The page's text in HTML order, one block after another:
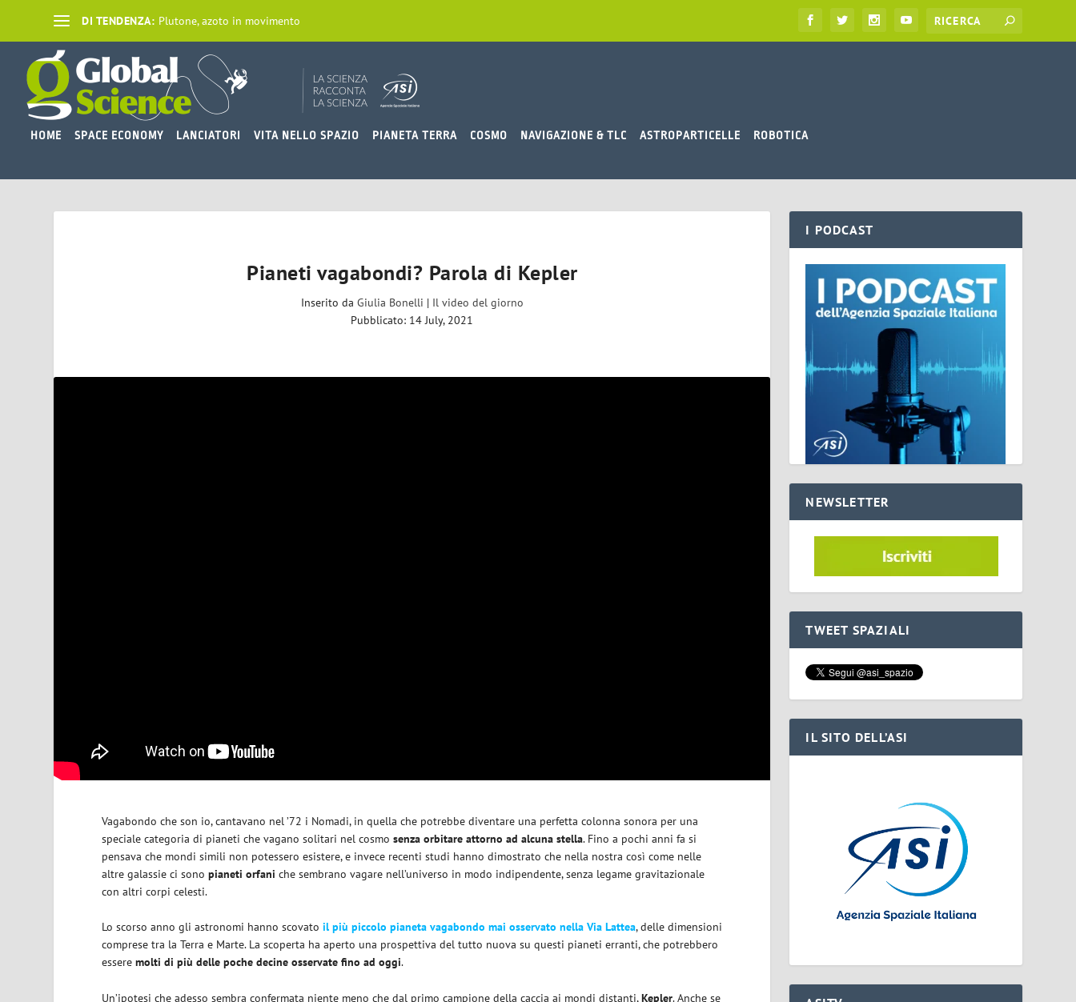
DI TENDENZA: Plutone, azoto in movimento
HOME SPACE ECONOMY LANCIATORI VITA NELLO SPAZIO PIANETA TERRA COSMO NAVIGAZIONE & TLC ASTROPARTICELLE ROBOTICA
Pianeti vagabondi? Parola di Kepler
Inserito da Giulia Bonelli | Il video del giorno
Pubblicato: 14 July, 2021
Vagabondo che son io, cantavano nel ’72 i Nomadi, in quella che potrebbe diventare una perfetta colonna sonora per una
speciale categoria di pianeti che vagano solitari nel cosmosenza orbitare attorno ad alcuna stella. Fino a pochi anni fa si
pensava che mondi simili non potessero esistere, e invece recenti studi hanno dimostrato che nella nostra così come nelle
altre galassie ci sonopianeti orfani che sembrano vagare nell’universo in modo indipendente, senza legame gravitazionale
con altri corpi celesti.
Lo scorso anno gli astronomi hanno scovatoil più piccolo pianeta vagabondo mai osservato nella Via Lattea, delle dimensioni
comprese tra la Terra e Marte. La scoperta ha aperto una prospettiva del tutto nuova su questi pianeti erranti, che potrebbero
esseremolti di più delle poche decine osservate fino ad oggi.
Un’ipotesi che adesso sembra confermata niente meno che dal primo campione della caccia ai mondi distanti,Kepler. Anche se
I PODCAST
NEWSLETTER
TWEET SPAZIALI
IL SITO DELL’ASI